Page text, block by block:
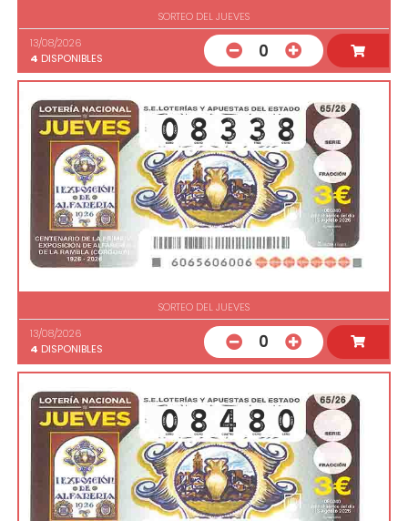
SORTEO DEL JUEVES
13/08/2026
4 DISPONIBLES 0
SORTEO DEL JUEVES
13/08/2026
4 DISPONIBLES 0